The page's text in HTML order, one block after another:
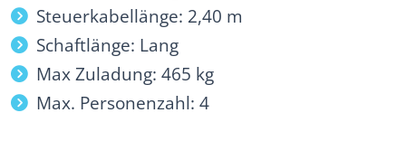
Steuerkabellänge: 2,40 m
Schaftlänge: Lang
Max Zuladung: 465 kg
Max. Personenzahl: 4